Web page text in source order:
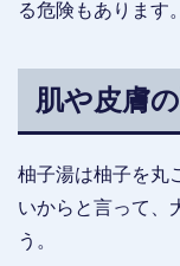
る危険もあります。
肌や皮膚
柚子湯は柚子を丸
いからと言って、
う。